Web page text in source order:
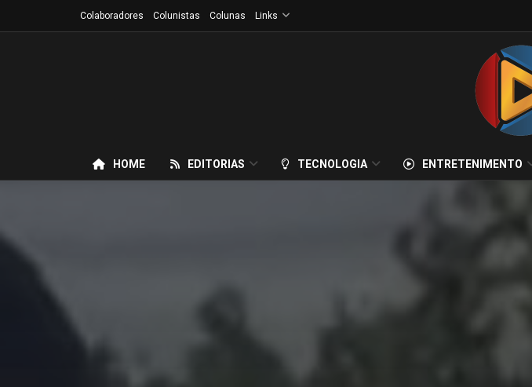
Colaboradores Colunistas Colunas Links
HOME EDITORIAS TECNOLOGIA ENTRETENIMENTO